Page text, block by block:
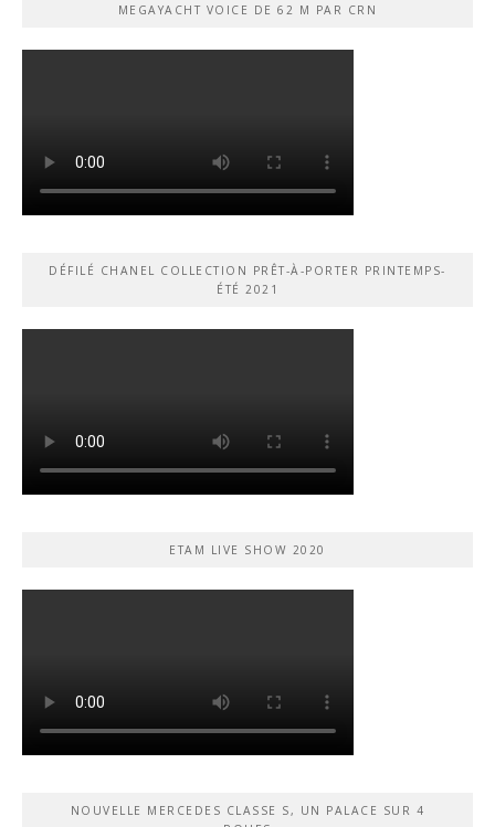
MEGAYACHT VOICE DE 62 M PAR CRN
DÉFILÉ CHANEL COLLECTION PRÊT-À-PORTER PRINTEMPS-
ÉTÉ 2021
ETAM LIVE SHOW 2020
NOUVELLE MERCEDES CLASSE S, UN PALACE SUR 4